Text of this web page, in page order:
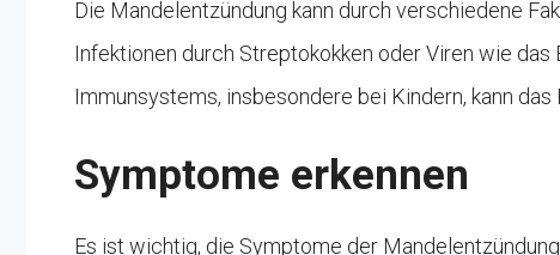
Die Mandelentzündung kann durch verschiedene
Infektionen durch Streptokokken oder Viren wie das
Immunsystems, insbesondere bei Kindern, kann
Symptome erkennen
Es ist wichtig, die Symptome der